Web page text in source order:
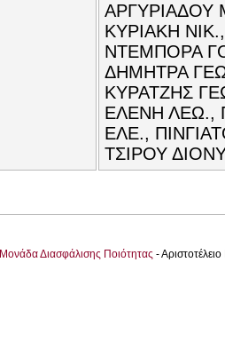
ΑΡΓΥΡΙΑΔΟΥ
ΚΥΡΙΑΚΗ
ΝΤΕΜΠΟΡΑ
ΔΗΜΗΤΡΑ
ΚΥΡΑΤΖΗΣ
ΕΛΕΝΗ ΛΕΩ.,
ΕΛΕ.,
ΤΣΙΡΟΥ
Μονάδα Διασφάλισης Ποιότητας -